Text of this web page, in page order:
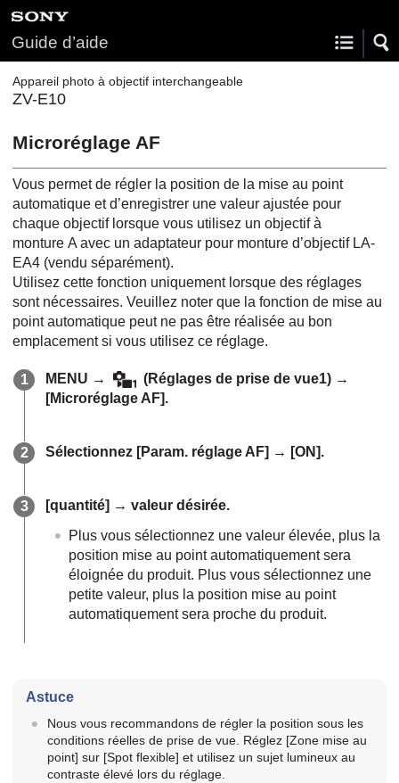
Guide d’aide
Appareil photo à objectif interchangeable
ZV-E10
Microréglage AF
Vous permet de régler la position de la mise au point
automatique et d’enregistrer une valeur ajustée pour
chaque objectif lorsque vous utilisez un objectif à
monture A avec un adaptateur pour monture d’objectif LA-
EA4 (vendu séparément).
Utilisez cette fonction uniquement lorsque des réglages
sont nécessaires. Veuillez noter que la fonction de mise au
point automatique peut ne pas être réalisée au bon
emplacement si vous utilisez ce réglage.
MENU →
(Réglages de prise de vue1) →
[Microréglage AF].
Sélectionnez [Param. réglage AF] → [ON].
[quantité] → valeur désirée.
Plus vous sélectionnez une valeur élevée, plus la
position mise au point automatiquement sera
éloignée du produit. Plus vous sélectionnez une
petite valeur, plus la position mise au point
automatiquement sera proche du produit.
Astuce
Nous vous recommandons de régler la position sous les
conditions réelles de prise de vue. Réglez [Zone mise au
point] sur [Spot flexible] et utilisez un sujet lumineux au
contraste élevé lors du réglage.